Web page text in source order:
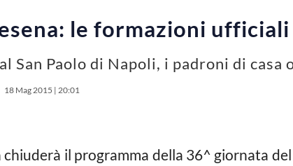
le formazioni ufficiali
San Paolo di Napoli, i padroni di
18 Mag 2015 | 20:01
il programma della 36^ giornata